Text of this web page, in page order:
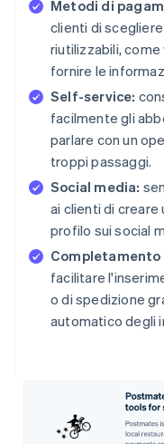
Metodi di
clienti di
riutilizzabili,
fornire le
Self-service:
facilmente gli
parlare con un
troppi passaggi.
Social media:
ai clienti di
profilo sui social
facilitare
o di spedizione
automatico degli